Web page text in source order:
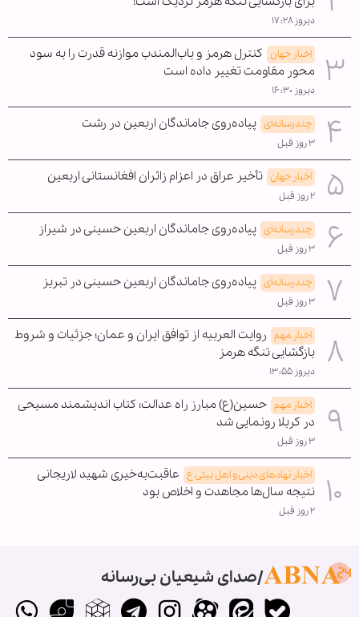
دیروز ۱۷:۲۸
اخبار جهان کنترل هرمز و باب‌المندب موازنه قدرت را به سود
محور مقاومت تغییر داده است
دیروز ۱۶:۳۰
چندرسانه‌ای پیاده‌روی جاماندگان اربعین در رشت
۳ روز قبل
اخبار جهان تأخیر عراق در اعزام زائران افغانستانی اربعین
۲ روز قبل
چندرسانه‌ای پیاده‌روی جاماندگان اربعین حسینی در شیراز
۳ روز قبل
چندرسانه‌ای پیاده‌روی جاماندگان اربعین حسینی در تبریز
۳ روز قبل
اخبار مهم روایت العربیه از توافق ایران و عمان؛ جزئیات و شروط
بازگشایی تنگه هرمز
دیروز ۱۳:۵۵
اخبار مهم حسین(ع) مبارز راه عدالت؛ کتاب اندیشمند مسیحی
در کربلا رونمایی شد
۳ روز قبل
اخبار نهادهای دینی و اهل بیتی ع عاقبت‌به‌خیری شهید لاریجانی
نتیجه سال‌ها مجاهدت و اخلاص بود
۲ روز قبل
صدای شیعیان بی‌رسانه